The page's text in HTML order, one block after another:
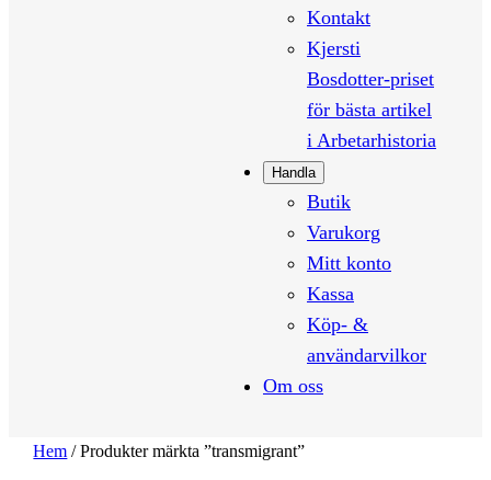
Kontakt
Kjersti
Bosdotter-priset
för bästa artikel
i Arbetarhistoria
Handla
Butik
Varukorg
Mitt konto
Kassa
Köp- &
användarvilkor
Om oss
Hem / Produkter märkta ”transmigrant”